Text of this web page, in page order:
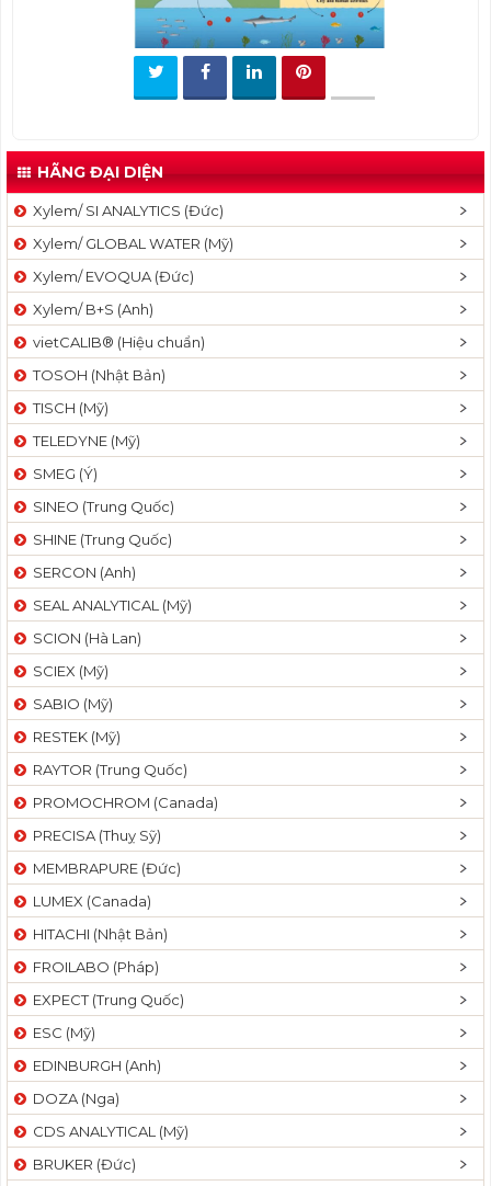
HÃNG ĐẠI DIỆN
Xylem/ SI ANALYTICS (Đức)
Xylem/ GLOBAL WATER (Mỹ)
Xylem/ EVOQUA (Đức)
Xylem/ B+S (Anh)
vietCALIB® (Hiệu chuẩn)
TOSOH (Nhật Bản)
TISCH (Mỹ)
TELEDYNE (Mỹ)
SMEG (Ý)
SINEO (Trung Quốc)
SHINE (Trung Quốc)
SERCON (Anh)
SEAL ANALYTICAL (Mỹ)
SCION (Hà Lan)
SCIEX (Mỹ)
SABIO (Mỹ)
RESTEK (Mỹ)
RAYTOR (Trung Quốc)
PROMOCHROM (Canada)
PRECISA (Thuỵ Sỹ)
MEMBRAPURE (Đức)
LUMEX (Canada)
HITACHI (Nhật Bản)
FROILABO (Pháp)
EXPECT (Trung Quốc)
ESC (Mỹ)
EDINBURGH (Anh)
DOZA (Nga)
CDS ANALYTICAL (Mỹ)
BRUKER (Đức)